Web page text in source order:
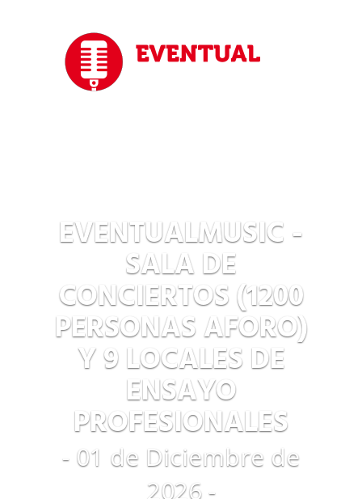
EVENTUALMUSIC -
SALA DE
CONCIERTOS (1200
PERSONAS AFORO)
Y 9 LOCALES DE
ENSAYO
PROFESIONALES
- 01 de Diciembre de
2026 -